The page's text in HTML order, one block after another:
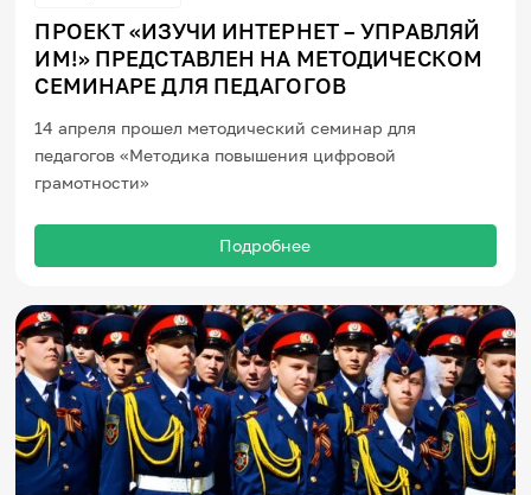
ПРОЕКТ «ИЗУЧИ ИНТЕРНЕТ – УПРАВЛЯЙ
ИМ!» ПРЕДСТАВЛЕН НА МЕТОДИЧЕСКОМ
СЕМИНАРЕ ДЛЯ ПЕДАГОГОВ
14 апреля прошел методический семинар для
педагогов «Методика повышения цифровой
грамотности»
Подробнее